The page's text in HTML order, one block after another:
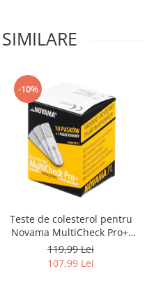
-10%
Teste de colesterol pentru
Novama MultiCheck Pro+,
BK-C2, 10 teste/ cutie
119,99 Lei
107,99 Lei